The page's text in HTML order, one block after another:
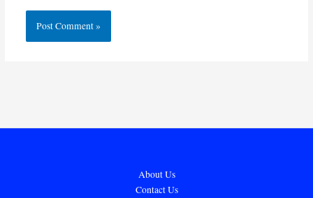
About Us
Contact Us